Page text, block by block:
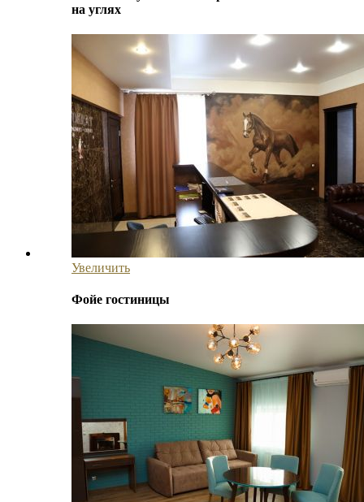
на углях
Увеличить
Фойе гостиницы